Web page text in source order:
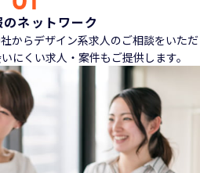
ネットワーク
からデザイン系求人のご相談をいただ
にくい求人・案件もご提供します。